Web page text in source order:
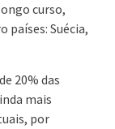
curso,
países: Suécia,
20% das
mais
por